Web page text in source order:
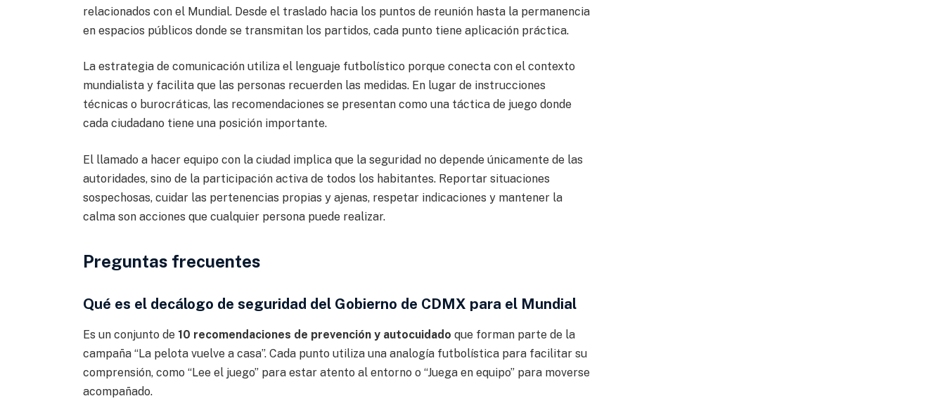
relacionados con el Mundial. Desde el traslado hacia los puntos de reunión hasta la permanencia
en espacios públicos donde se transmitan los partidos, cada punto tiene aplicación práctica.
La estrategia de comunicación utiliza el lenguaje futbolístico porque conecta con el contexto
mundialista y facilita que las personas recuerden las medidas. En lugar de instrucciones
técnicas o burocráticas, las recomendaciones se presentan como una táctica de juego donde
cada ciudadano tiene una posición importante.
El llamado a hacer equipo con la ciudad implica que la seguridad no depende únicamente de las
autoridades, sino de la participación activa de todos los habitantes. Reportar situaciones
sospechosas, cuidar las pertenencias propias y ajenas, respetar indicaciones y mantener la
calma son acciones que cualquier persona puede realizar.
Preguntas frecuentes
Qué es el decálogo de seguridad del Gobierno de CDMX para el Mundial
Es un conjunto de 10 recomendaciones de prevención y autocuidado que forman parte de la
campaña “La pelota vuelve a casa”. Cada punto utiliza una analogía futbolística para facilitar su
comprensión, como “Lee el juego” para estar atento al entorno o “Juega en equipo” para moverse
acompañado.